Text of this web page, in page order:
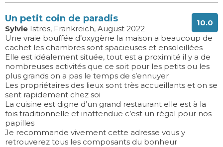
10.0
Un petit coin de paradis
Sylvie Istres, Frankreich, August 2022
Une vraie bouffée d’oxygène la maison a beaucoup de
cachet les chambres sont spacieuses et ensoleillées
Elle est idéalement située, tout est a proximité il y a de
nombreuses activités que ce soit pour les petits ou les
plus grands on a pas le temps de s’ennuyer
Les propriétaires des lieux sont très accueillants et on se
sent rapidement chez soi
La cuisine est digne d’un grand restaurant elle est à la
fois traditionnelle et inattendue c’est un régal pour nos
papilles
Je recommande vivement cette adresse vous y
retrouverez tous les composants du bonheur